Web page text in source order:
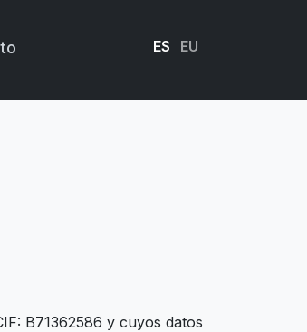
ES EU
B71362586 y cuyos datos